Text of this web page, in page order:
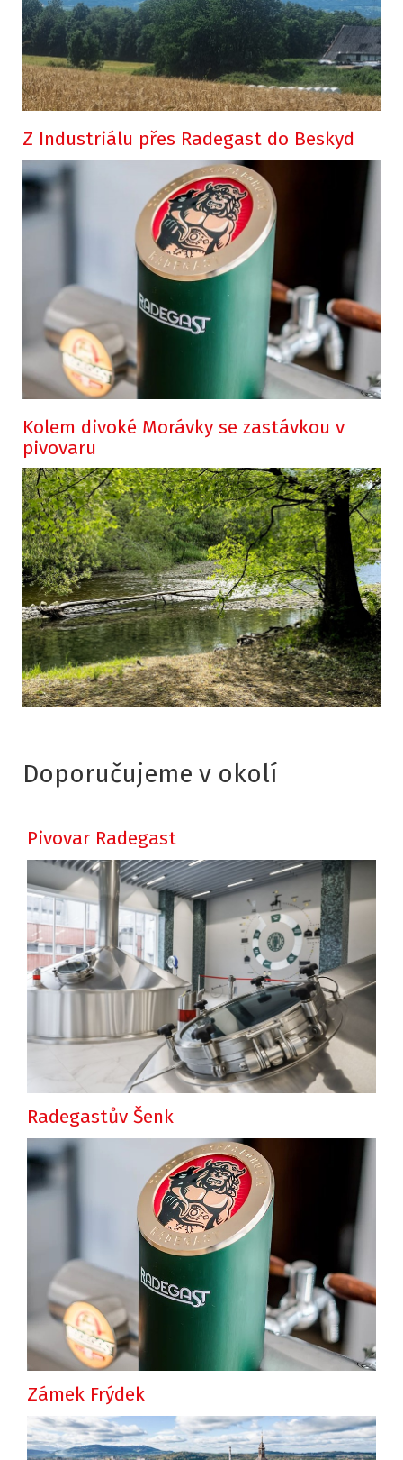
Z Industriálu přes Radegast do Beskyd
Kolem divoké Morávky se zastávkou v
pivovaru
Doporučujeme v okolí
Pivovar Radegast
Radegastův Šenk
Zámek Frýdek